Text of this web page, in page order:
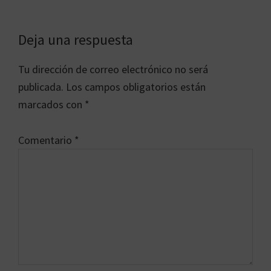
Interacciones
con
los
lectores
Deja una respuesta
Tu dirección de correo electrónico no será
publicada. Los campos obligatorios están
marcados con *
Comentario *